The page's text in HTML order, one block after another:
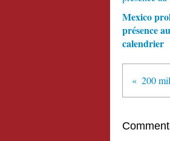
Mexico
présence au
calendrier